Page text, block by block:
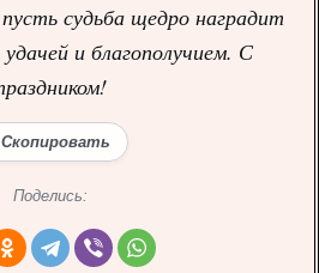
судьба щедро наградит
и благополучием. С
Скопировать
Поделись: